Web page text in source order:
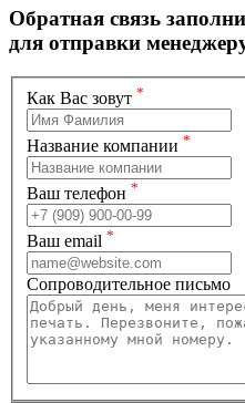
Обратная связь
для отправки
Как Вас зовут *
Название компании *
Ваш телефон *
Ваш email *
Сопроводительное письмо